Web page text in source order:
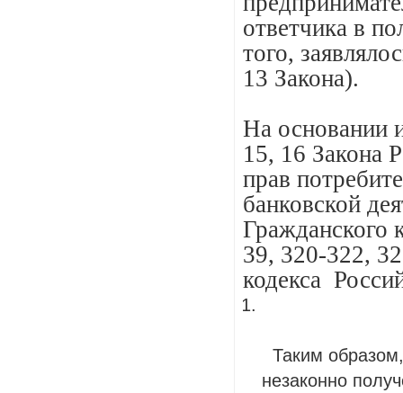
ответчика в
того,
13 Закона).
На основании
15, 16 Закона
прав
банковской
Гражданского
39, 320-322,
кодекса
Таким
незаконно